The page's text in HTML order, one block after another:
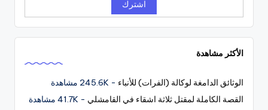
الأكثر مشاهدة
الوثائق الدامغة لوكالة (الفرات) للأنباء - 245.6K مشاهدة
القصة الكاملة لمقتل ثلاثة اشقاء في القامشلي - 41.7K مشاهدة